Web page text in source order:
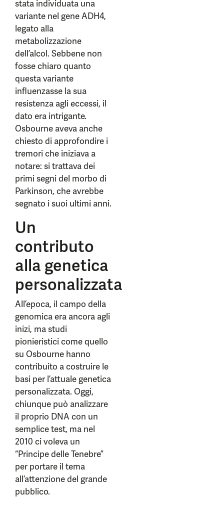
stata individuata una
variante nel gene ADH4,
legato alla
metabolizzazione
dell’alcol. Sebbene non
fosse chiaro quanto
questa variante
influenzasse la sua
resistenza agli eccessi, il
dato era intrigante.
Osbourne aveva anche
chiesto di approfondire i
tremori che iniziava a
notare: si trattava dei
primi segni del morbo di
Parkinson, che avrebbe
segnato i suoi ultimi anni.
Un
contributo
alla genetica
personalizzata
All’epoca, il campo della
genomica era ancora agli
inizi, ma studi
pionieristici come quello
su Osbourne hanno
contribuito a costruire le
basi per l’attuale genetica
personalizzata. Oggi,
chiunque può analizzare
il proprio DNA con un
semplice test, ma nel
2010 ci voleva un
“Principe delle Tenebre”
per portare il tema
all’attenzione del grande
pubblico.